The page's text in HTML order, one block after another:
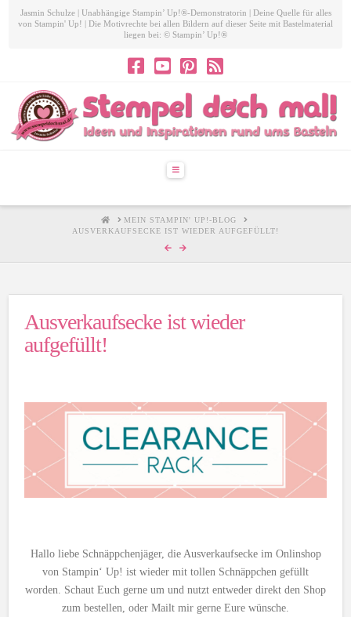
Jasmin Schulze | Unabhängige Stampin’ Up!®-Demonstratorin | Deine Quelle für alles
von Stampin' Up! | Die Motivrechte bei allen Bildern auf dieser Seite mit Bastelmaterial
liegen bei: © Stampin’ Up!®
Navigation
HOMEMEIN STAMPIN' UP!-BLOG
AUSVERKAUFSECKE IST WIEDER AUFGEFÜLLT!
Ausverkaufsecke ist wieder
aufgefüllt!
Hallo liebe Schnäppchenjäger, die Ausverkaufsecke im Onlinshop
von Stampin‘ Up! ist wieder mit tollen Schnäppchen gefüllt
worden. Schaut Euch gerne um und nutzt entweder direkt den Shop
zum bestellen, oder Mailt mir gerne Eure wünsche.